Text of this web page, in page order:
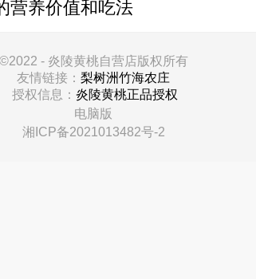
营养价值和吃法
©2022 - 炎陵黄桃自营店版权所有
友情链接： 梨树洲竹海农庄
授权信息： 炎陵黄桃正品授权
电脑版
湘ICP备2021013482号-2